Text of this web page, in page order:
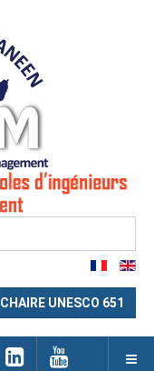
CHAIRE UNESCO 651